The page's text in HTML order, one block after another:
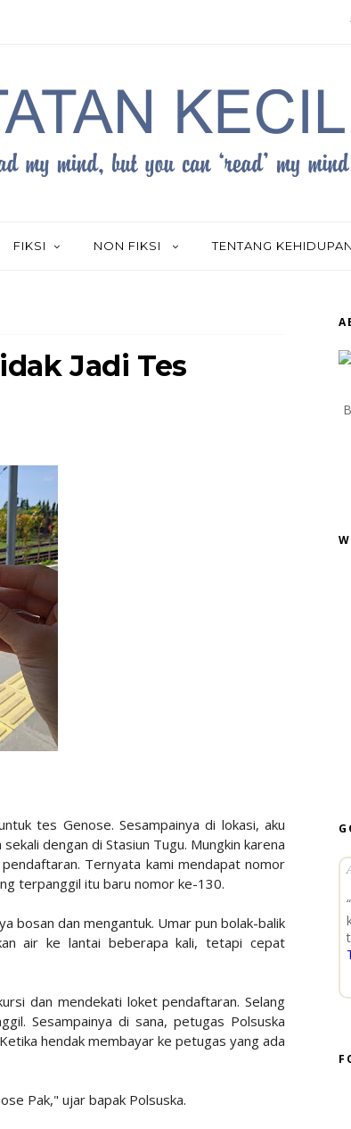
FIKSI NON FIKSI TENTANG
Jadi Tes
tes Genose. Sesampainya di lokasi, aku
dengan di Stasiun Tugu. Mungkin karena
Ternyata kami mendapat nomor
terpanggil itu baru nomor ke-130.
bosan dan mengantuk. Umar pun bolak-balik
air ke lantai beberapa kali, tetapi cepat
dan mendekati loket pendaftaran. Selang
Sesampainya di sana, petugas Polsuska
hendak membayar ke petugas yang ada
Pak," ujar bapak Polsuska.